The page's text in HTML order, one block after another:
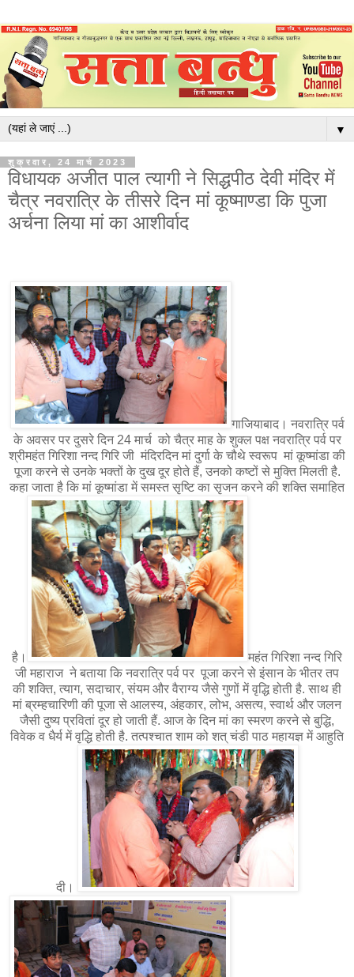
▼
शुक्रवार, 24 मार्च 2023
विधायक अजीत पाल त्यागी ने सिद्धपीठ देवी मंदिर में
चैत्र नवरात्रि के तीसरे दिन मां कूष्माण्डा कि पुजा
अर्चना लिया मां का आशीर्वाद
गाजियाबाद। नवरात्रि पर्व
के अवसर पर दुसरे दिन 24 मार्च को चैत्र माह के शुक्ल पक्ष नवरात्रि पर्व पर
श्रीमहंत गिरिशा नन्द गिरि जी मंदिरदिन मां दुर्गा के चौथे स्वरूप मां कूष्मांडा की
पूजा करने से उनके भक्तों के दुख दूर होते हैं, उनको कष्टों से मुक्ति मिलती है.
कहा जाता है कि मां कूष्मांडा में समस्त सृष्टि का सृजन करने की शक्ति समाहित
है।
महंत गिरिशा नन्द गिरि
जी महाराज ने बताया कि नवरात्रि पर्व पर पूजा करने से इंसान के भीतर तप
की शक्ति, त्याग, सदाचार, संयम और वैराग्य जैसे गुणों में वृद्धि होती है. साथ ही
मां ब्रम्हचारिणी की पूजा से आलस्य, अंहकार, लोभ, असत्य, स्वार्थ और जलन
जैसी दुष्य प्रवितां दूर हो जाती हैं. आज के दिन मां का स्मरण करने से बुद्धि,
विवेक व धैर्य में वृद्धि होती है. तत्पश्चात शाम को शत् चंडी पाठ महायज्ञ में आहुति
दी।